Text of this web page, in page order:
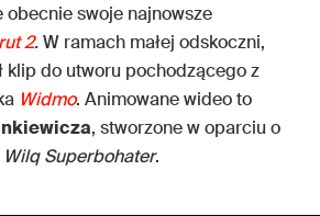
obecnie swoje najnowsze
2.W ramach małej odskoczni,
klip do utworu pochodzącego z
Widmo. Animowane wideo to
, stworzone w oparciu o
Wilq Superbohater.